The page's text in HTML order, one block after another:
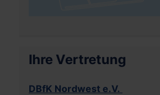
Ihre Vertretung
DBfK Nordwest e.V.